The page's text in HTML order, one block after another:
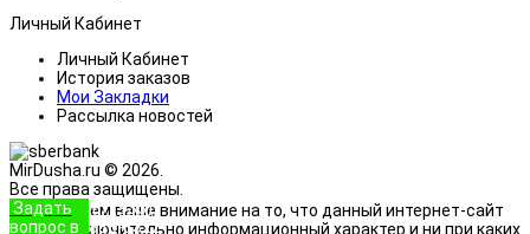
Личный Кабинет
Личный Кабинет
История заказов
Мои Закладки
Рассылка новостей
MirDusha.ru © 2026.
Все права защищены.
Обращаем ваше внимание на то, что данный интернет-сайт
носит исключительно информационный характер и ни при каких
Задать
вопрос в
+7 (933)
888-8322